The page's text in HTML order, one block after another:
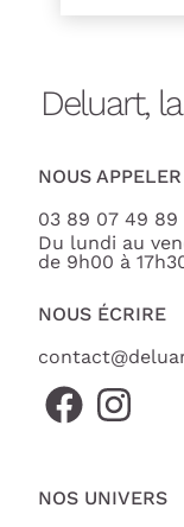
Deluart,
NOUS APPELER
03 89 07 49 89
Du lundi au
de 9h00 à
NOUS ÉCRIRE
NOS UNIVERS